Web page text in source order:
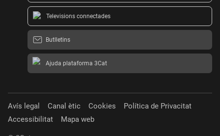
Televisions connectades
Butlletins
Ajuda plataforma 3Cat
Avís legal Canal ètic Cookies
Política de Privacitat
Accessibilitat
Mapa web